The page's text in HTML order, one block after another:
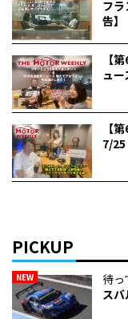
フ
告】
【
ュ
【
7/25
PICKUP
NEW
待っ
ス